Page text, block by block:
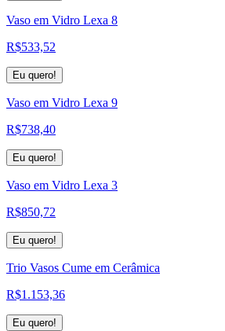
Vaso em Vidro Lexa 8
R$533,52
Eu quero!
Vaso em Vidro Lexa 9
R$738,40
Eu quero!
Vaso em Vidro Lexa 3
R$850,72
Eu quero!
Trio Vasos Cume em Cerâmica
R$1.153,36
Eu quero!